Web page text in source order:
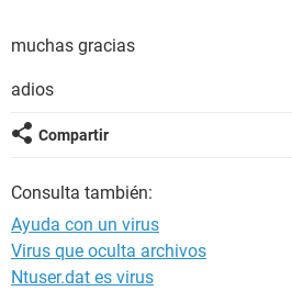
muchas gracias
adios
Compartir
Consulta también:
Ayuda con un virus
Virus que oculta archivos
Ntuser.dat es virus